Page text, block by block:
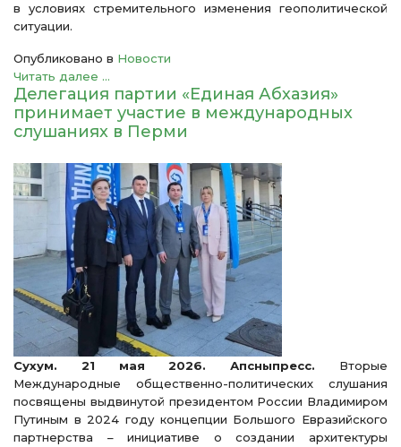
в условиях стремительного изменения геополитической
ситуации.
Опубликовано в Новости
Читать далее ...
Делегация партии «Единая Абхазия»
принимает участие в международных
слушаниях в Перми
Сухум. 21 мая 2026. Апсныпресс. Вторые
Международные общественно-политических слушания
посвящены выдвинутой президентом России Владимиром
Путиным в 2024 году концепции Большого Евразийского
партнерства – инициативе о создании архитектуры